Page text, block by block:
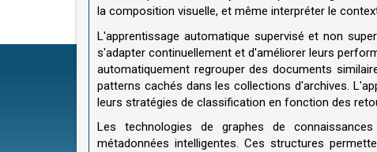
la composition visuelle, et même interpréter le
L'apprentissage automatique supervisé et non
s'adapter continuellement et d'améliorer leurs
automatiquement regrouper des documents
patterns cachés dans les collections d'archives.
leurs stratégies de classification en fonction des
Les technologies de graphes de
métadonnées intelligentes. Ces structures